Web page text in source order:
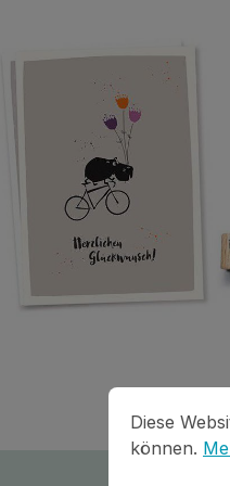
Cookie-
Diese
Diese
können.